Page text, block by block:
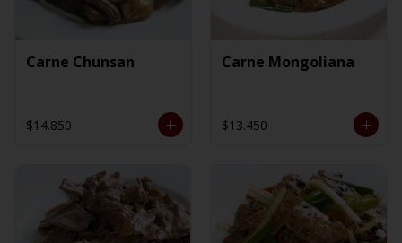
Carne Chunsan
$14.850
Carne Mongoliana
$13.450